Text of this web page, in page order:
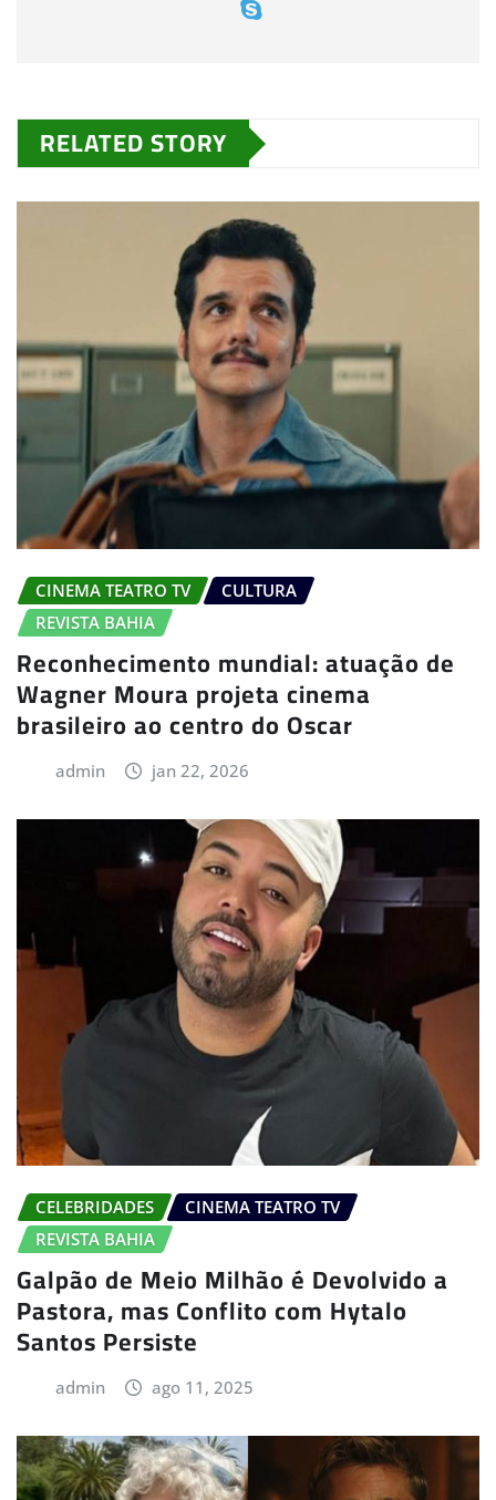
RELATED STORY
CINEMA TEATRO TV
CULTURA
REVISTA BAHIA
Reconhecimento mundial: atuação de
Wagner Moura projeta cinema
brasileiro ao centro do Oscar
admin jan 22, 2026
CELEBRIDADES
CINEMA TEATRO TV
REVISTA BAHIA
Galpão de Meio Milhão é Devolvido a
Pastora, mas Conflito com Hytalo
Santos Persiste
admin ago 11, 2025